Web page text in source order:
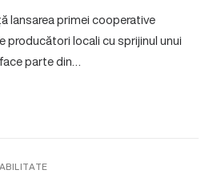
lansarea primei cooperative
producători locali cu sprijinul unui
parte din…